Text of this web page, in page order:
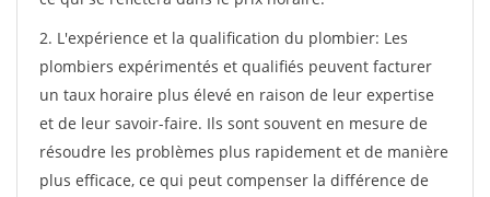
2. L'expérience et la qualification du plombier: Les
plombiers expérimentés et qualifiés peuvent facturer
un taux horaire plus élevé en raison de leur expertise
et de leur savoir-faire. Ils sont souvent en mesure de
résoudre les problèmes plus rapidement et de manière
plus efficace, ce qui peut compenser la différence de